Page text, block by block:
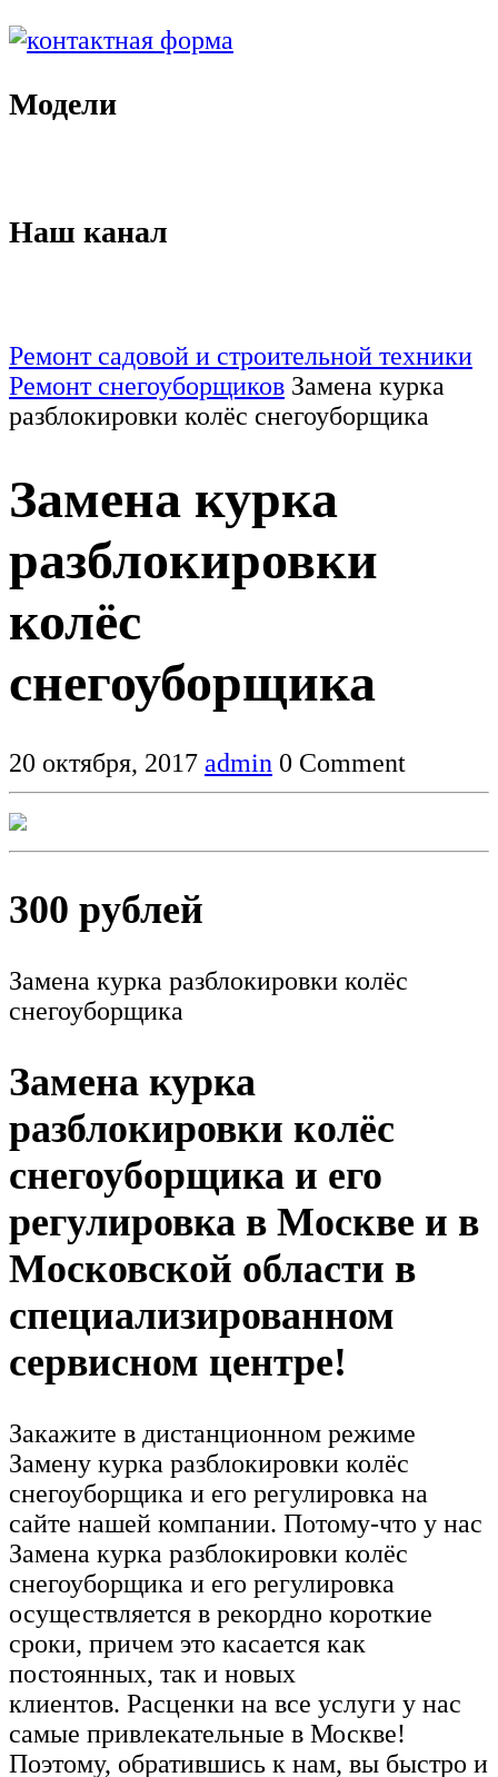
Модели
Наш канал
Ремонт садовой и строительной техники
Ремонт снегоуборщиков Замена курка
разблокировки колёс снегоуборщика
Замена курка
разблокировки
колёс
снегоуборщика
20 октября, 2017 admin 0 Comment
300 рублей
Замена курка разблокировки колёс
снегоуборщика
Замена курка
разблокировки колёс
снегоуборщика и его
регулировка в Москве и в
Московской области в
специализированном
сервисном центре!
Закажите в дистанционном режиме
Замену курка разблокировки колёс
снегоуборщика и его регулировка на
сайте нашей компании. Потому-что у нас
Замена курка разблокировки колёс
снегоуборщика и его регулировка
осуществляется в рекордно короткие
сроки, причем это касается как
постоянных, так и новых
клиентов. Расценки на все услуги у нас
самые привлекательные в Москве!
Поэтому, обратившись к нам, вы быстро и